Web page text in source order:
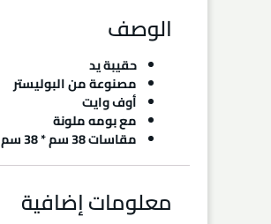
الوصف
حقيبة يد
مصنوعة من البوليستر
أوف وايت
مع بومه ملونة
مقاسات 38 سم * 38 سم
معلومات إضافية